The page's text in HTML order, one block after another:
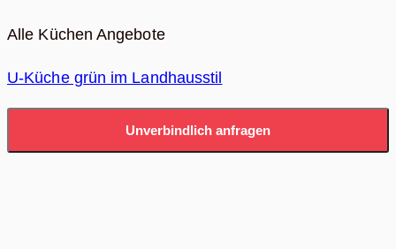
Alle Küchen Angebote
U-Küche grün im Landhausstil
Unverbindlich anfragen